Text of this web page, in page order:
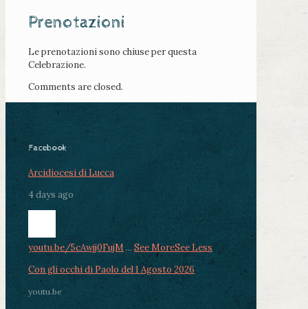
Prenotazioni
Le prenotazioni sono chiuse per questa
Celebrazione.
Comments are closed.
Facebook
Arcidiocesi di Lucca
4 days ago
youtu.be/5cAwjj0FujM ... See MoreSee Less
Con gli occhi di Paolo del 1 Agosto 2026
youtu.be